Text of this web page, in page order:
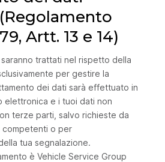
Artt. 13 e 14)
trattati nel rispetto della
per gestire la
dei dati sarà effettuato in
elettronica e i tuoi dati non
terze parti, salvo richieste da
o per
tua segnalazione.
è Vehicle Service Group